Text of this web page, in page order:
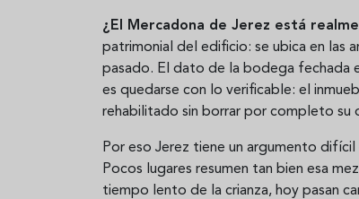
¿El Mercadona de Jerez está
patrimonial del edificio: se ubica en las
pasado. El dato de la bodega fechada
es quedarse con lo verificable: el
rehabilitado sin borrar por completo su
Por eso Jerez tiene un argumento
Pocos lugares resumen tan bien esa
tiempo lento de la crianza, hoy pasan